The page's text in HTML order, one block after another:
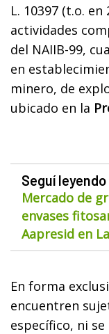
L. 10397 (t.o.
actividades
del NAIIB-99,
en
minero, de
ubicado en la
Seguí leyendo
Mercado de
envases
Aapresid en
En forma
encuentren
específico, ni